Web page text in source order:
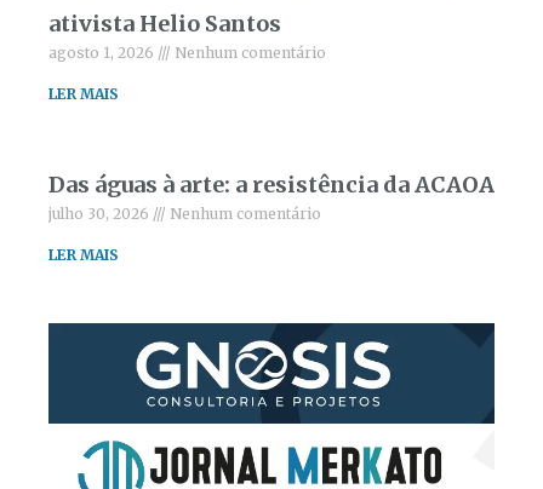
ativista Helio Santos
agosto 1, 2026 Nenhum comentário
LER MAIS
Das águas à arte: a resistência da ACAOA
julho 30, 2026 Nenhum comentário
LER MAIS